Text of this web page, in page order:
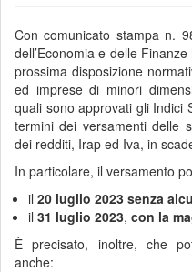
Con comunicato stampa n.
dell’Economia e delle
prossima disposizione
ed imprese di minori
quali sono approvati gli Indici
termini dei versamenti delle
dei redditi, Irap ed Iva, in
In particolare, il versamento
il 20 luglio 2023 senza
il 31 luglio 2023, con la
È precisato, inoltre, che
anche: